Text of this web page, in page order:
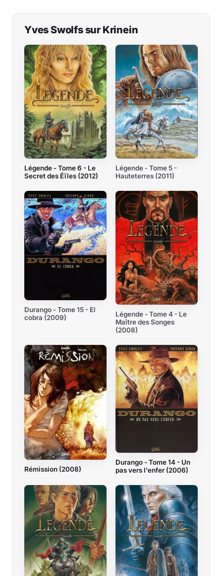
Yves Swolfs sur Krinein
Légende - Tome 6 - Le
Secret des Éïles (2012)
Légende - Tome 5 -
Hauteterres (2011)
Durango - Tome 15 - El
cobra (2009)
Légende - Tome 4 - Le
Maître des Songes
(2008)
Rémission (2008)
Durango - Tome 14 - Un
pas vers l'enfer (2006)